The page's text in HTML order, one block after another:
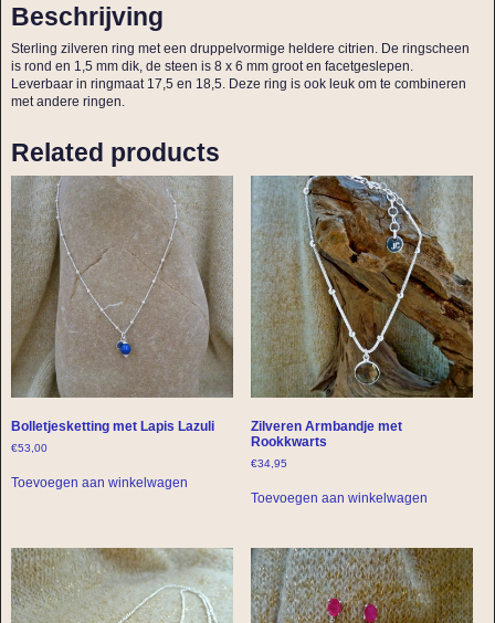
Beschrijving
Sterling zilveren ring met een druppelvormige heldere citrien. De ringscheen
is rond en 1,5 mm dik, de steen is 8 x 6 mm groot en facetgeslepen.
Leverbaar in ringmaat 17,5 en 18,5. Deze ring is ook leuk om te combineren
met andere ringen.
Related products
Bolletjesketting met Lapis Lazuli
€53,00
Toevoegen aan winkelwagen
Zilveren Armbandje met
Rookkwarts
€34,95
Toevoegen aan winkelwagen